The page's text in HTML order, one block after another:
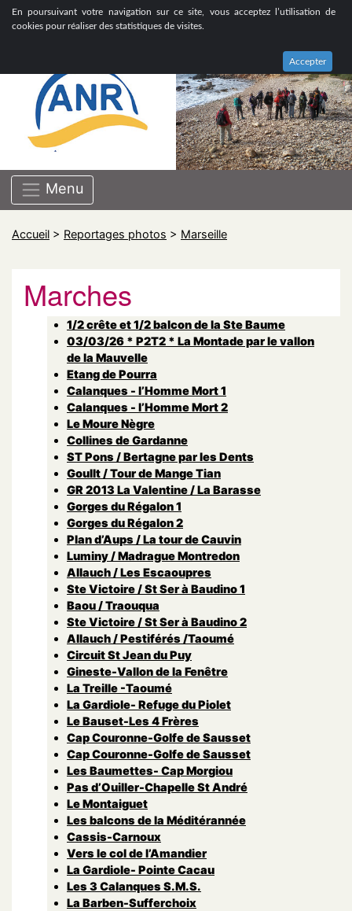
En poursuivant votre navigation sur ce site, vous acceptez l’utilisation de
cookies pour réaliser des statistiques de visites.
Accepter
ASSOCIATION NATIONALE DE RETRAITÉS GROUPE
BOUCHES-DU-RHÔNE
Menu
Accueil > Reportages photos > Marseille
Marches
1/2 crête et 1/2 balcon de la Ste Baume
03/03/26 * P2T2 * La Montade par le vallon
de la Mauvelle
Etang de Pourra
Calanques - l’Homme Mort 1
Calanques - l’Homme Mort 2
Le Moure Nègre
Collines de Gardanne
ST Pons / Bertagne par les Dents
Goullt / Tour de Mange Tian
GR 2013 La Valentine / La Barasse
Gorges du Régalon 1
Gorges du Régalon 2
Plan d’Aups / La tour de Cauvin
Luminy / Madrague Montredon
Allauch / Les Escaoupres
Ste Victoire / St Ser à Baudino 1
Baou / Traouqua
Ste Victoire / St Ser à Baudino 2
Allauch / Pestiférés /Taoumé
Circuit St Jean du Puy
Gineste-Vallon de la Fenêtre
La Treille -Taoumé
La Gardiole- Refuge du Piolet
Le Bauset-Les 4 Frères
Cap Couronne-Golfe de Sausset
Cap Couronne-Golfe de Sausset
Les Baumettes- Cap Morgiou
Pas d’Ouiller-Chapelle St André
Le Montaiguet
Les balcons de la Méditérannée
Cassis-Carnoux
Vers le col de l’Amandier
La Gardiole- Pointe Cacau
Les 3 Calanques S.M.S.
La Barben-Sufferchoix